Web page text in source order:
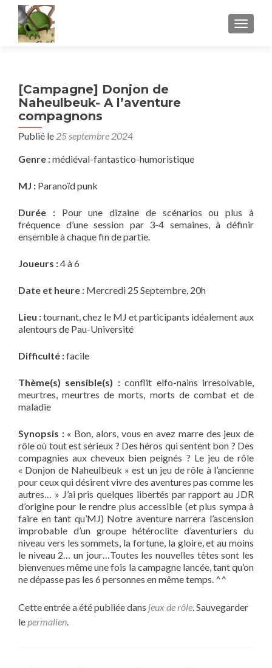
[Campagne] Donjon de
Naheulbeuk- A l’aventure
compagnons
Publié le 25 septembre 2024
Genre :médiéval-fantastico-humoristique
MJ : Paranoïd punk
Durée : Pour une dizaine de scénarios ou plus à
fréquence d’une session par 3-4 semaines, à définir
ensemble à chaque fin de partie.
Joueurs :4 à 6
Date et heure : Mercredi 25 Septembre, 20h
Lieu :tournant, chez le MJ et participants idéalement aux
alentours de Pau-Université
Difficulté :facile
Thème(s) sensible(s) :conflit elfo-nains irresolvable,
meurtres, meurtres de morts, morts de combat et de
maladie
Synopsis : « Bon, alors, vous en avez marre des jeux de
rôle où tout est sérieux ? Des héros qui sentent bon ? Des
compagnies aux cheveux bien peignés ? Le jeu de rôle
« Donjon de Naheulbeuk » est un jeu de rôle à l’ancienne
pour ceux qui désirent vivre des aventures pas comme les
autres… » J’ai pris quelques libertés par rapport au JDR
d’origine pour le rendre plus accessible (et plus sympa à
faire en tant qu’MJ) Notre aventure narrera l’ascension
improbable d’un groupe hétéroclite d’aventuriers du
niveau vers les sommets, la fortune, la gloire, et au moins
le niveau 2… un jour…Toutes les nouvelles têtes sont les
bienvenues même une fois la campagne lancée, tant qu’on
ne dépasse pas les 6 personnes en même temps. ^^
Cette entrée a été publiée dans jeux de rôle. Sauvegarder
lepermalien.